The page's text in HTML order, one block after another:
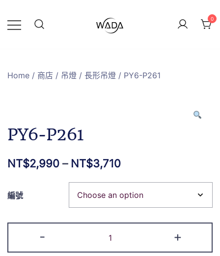
0
Home / 商店 / 吊燈 / 長形吊燈 / PY6-P261
PY6-P261
NT$2,990 – NT$3,710
編號
- +